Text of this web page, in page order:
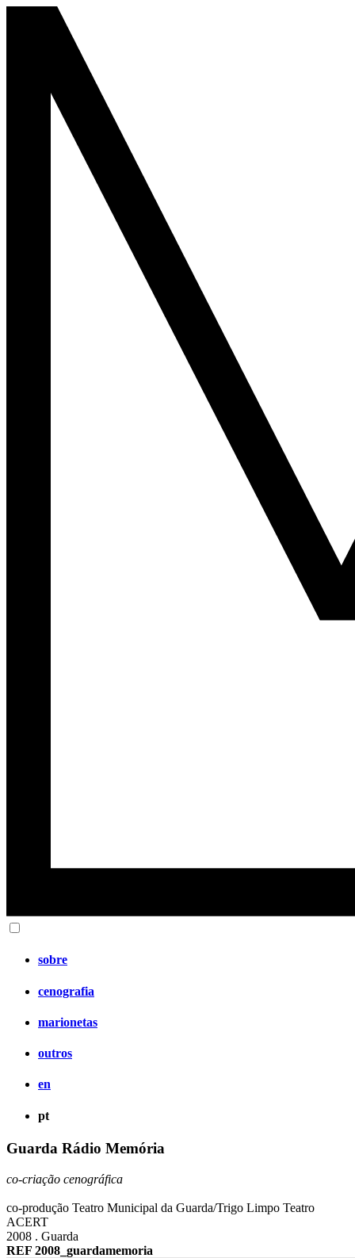
sobre
cenografia
marionetas
outros
en
pt
Guarda Rádio Memória
co-criação cenográfica
co-produção Teatro Municipal da Guarda/Trigo Limpo Teatro
ACERT
2008 . Guarda
REF 2008_guardamemoria